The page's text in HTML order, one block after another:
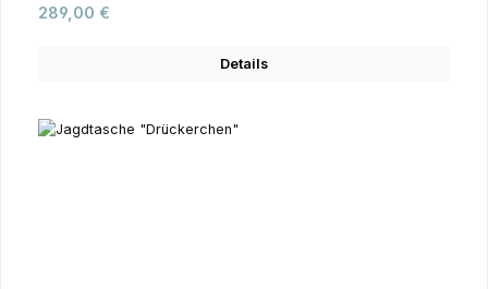
Regulärer Preis:
289,00 €
Details